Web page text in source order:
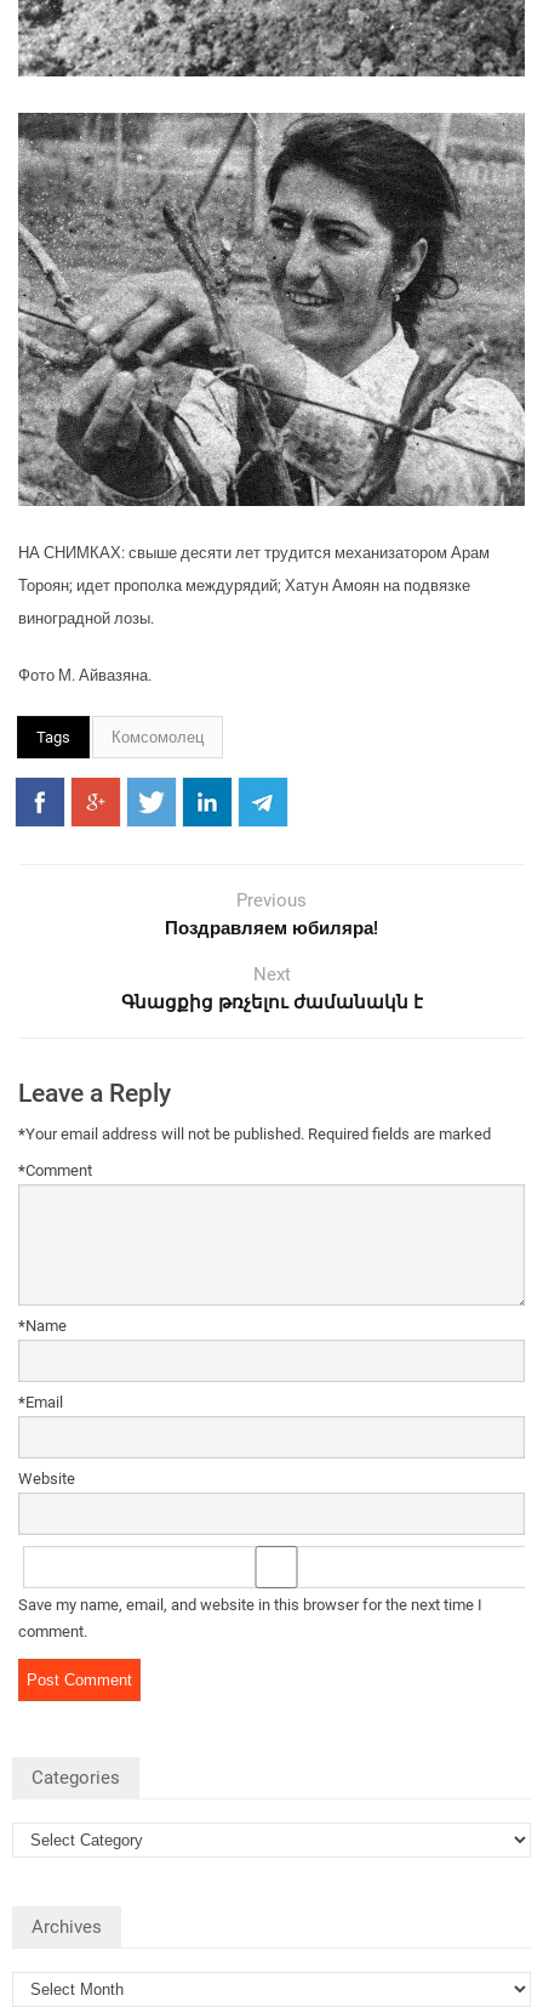
НА СНИМКАХ: свыше десяти лет трудится механизатором Арам
Тороян; идет прополка междурядий; Хатун Амоян на подвязке
виноградной лозы.
Фото М. Айвазяна.
Tags Комсомолец
Previous
Поздравляем юбиляра!
Next
Գնացքից թռչելու ժամանակն է
Leave a Reply
Your email address will not be published. Required fields are marked
*
Comment
*
Name
*
Email
*
Website
Save my name, email, and website in this browser for the next time I
comment.
Categories
Archives